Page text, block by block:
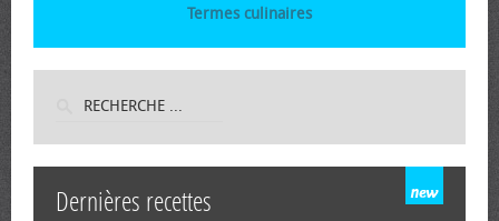
Termes culinaires
Dernières recettes